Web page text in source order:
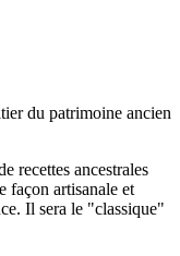
du patrimoine ancien
recettes ancestrales
façon artisanale et
Il sera le "classique"